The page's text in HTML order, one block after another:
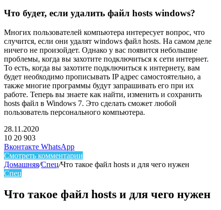
Что будет, если удалить файл hosts windows?
Многих пользователей компьютера интересует вопрос, что
случится, если они удалят windows файл hosts. На самом деле
ничего не произойдет. Однако у вас появится небольшие
проблемы, когда вы захотите подключиться к сети интернет.
То есть, когда вы захотите подключиться к интернету, вам
будет необходимо прописывать IP адрес самостоятельно, а
также многие программы будут запрашивать его при их
работе. Теперь вы знаете как найти, изменить и сохранить
hosts файл в Windows 7. Это сделать сможет любой
пользователь персонального компьютера.
28.11.2020
10 20 903
Facebook
Twitter
LinkedIn
Вконтакте WhatsAppTelegram
Смотреть комментарии
Домашняя/Спец/Что такое файл hosts и для чего нужен
Спец
Что такое файл hosts и для чего нужен